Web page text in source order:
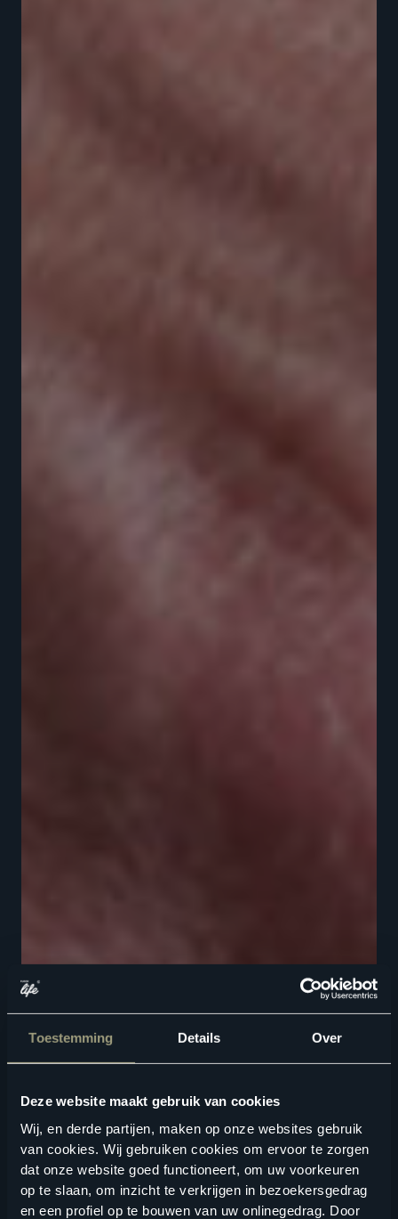
Toestemming Details Over
Deze website maakt gebruik van cookies
Wij, en derde partijen, maken op onze websites gebruik
van cookies. Wij gebruiken cookies om ervoor te zorgen
dat onze website goed functioneert, om uw voorkeuren
op te slaan, om inzicht te verkrijgen in bezoekersgedrag
en een profiel op te bouwen van uw onlinegedrag. Door